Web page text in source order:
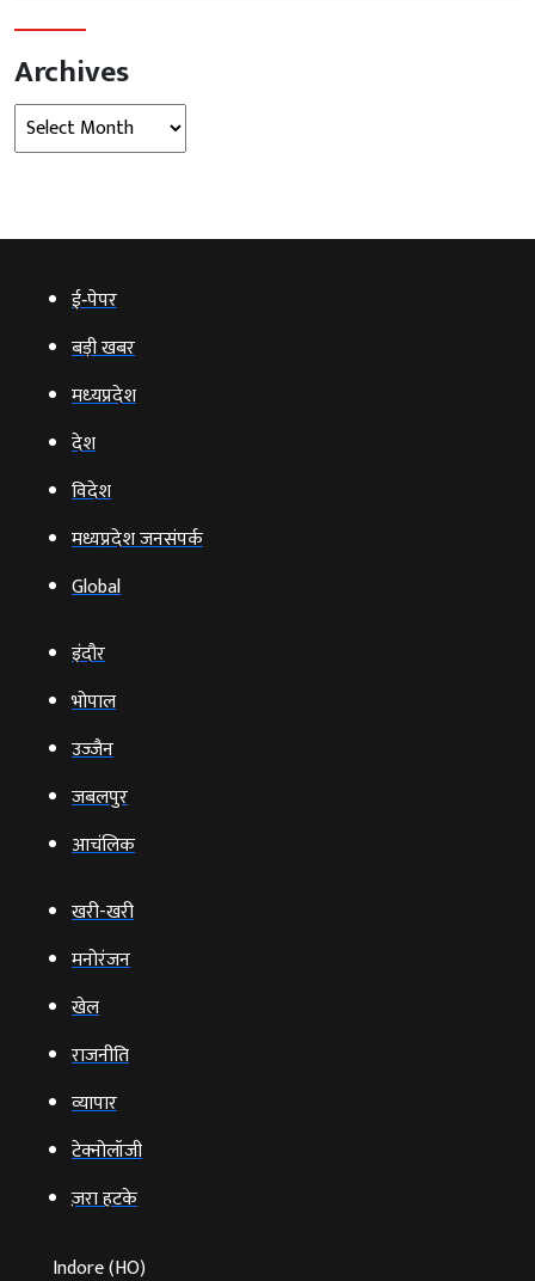
Archives
Archives
ई‑पेपर
बड़ी खबर
मध्‍यप्रदेश
देश
विदेश
मध्यप्रदेश जनसंपर्क
Global
इंदौर
भोपाल
उज्‍जैन
जबलपुर
आचंलिक
खरी-खरी
मनोरंजन
खेल
राजनीति
व्‍यापार
टेक्‍नोलॉजी
ज़रा हटके
Indore (HO)